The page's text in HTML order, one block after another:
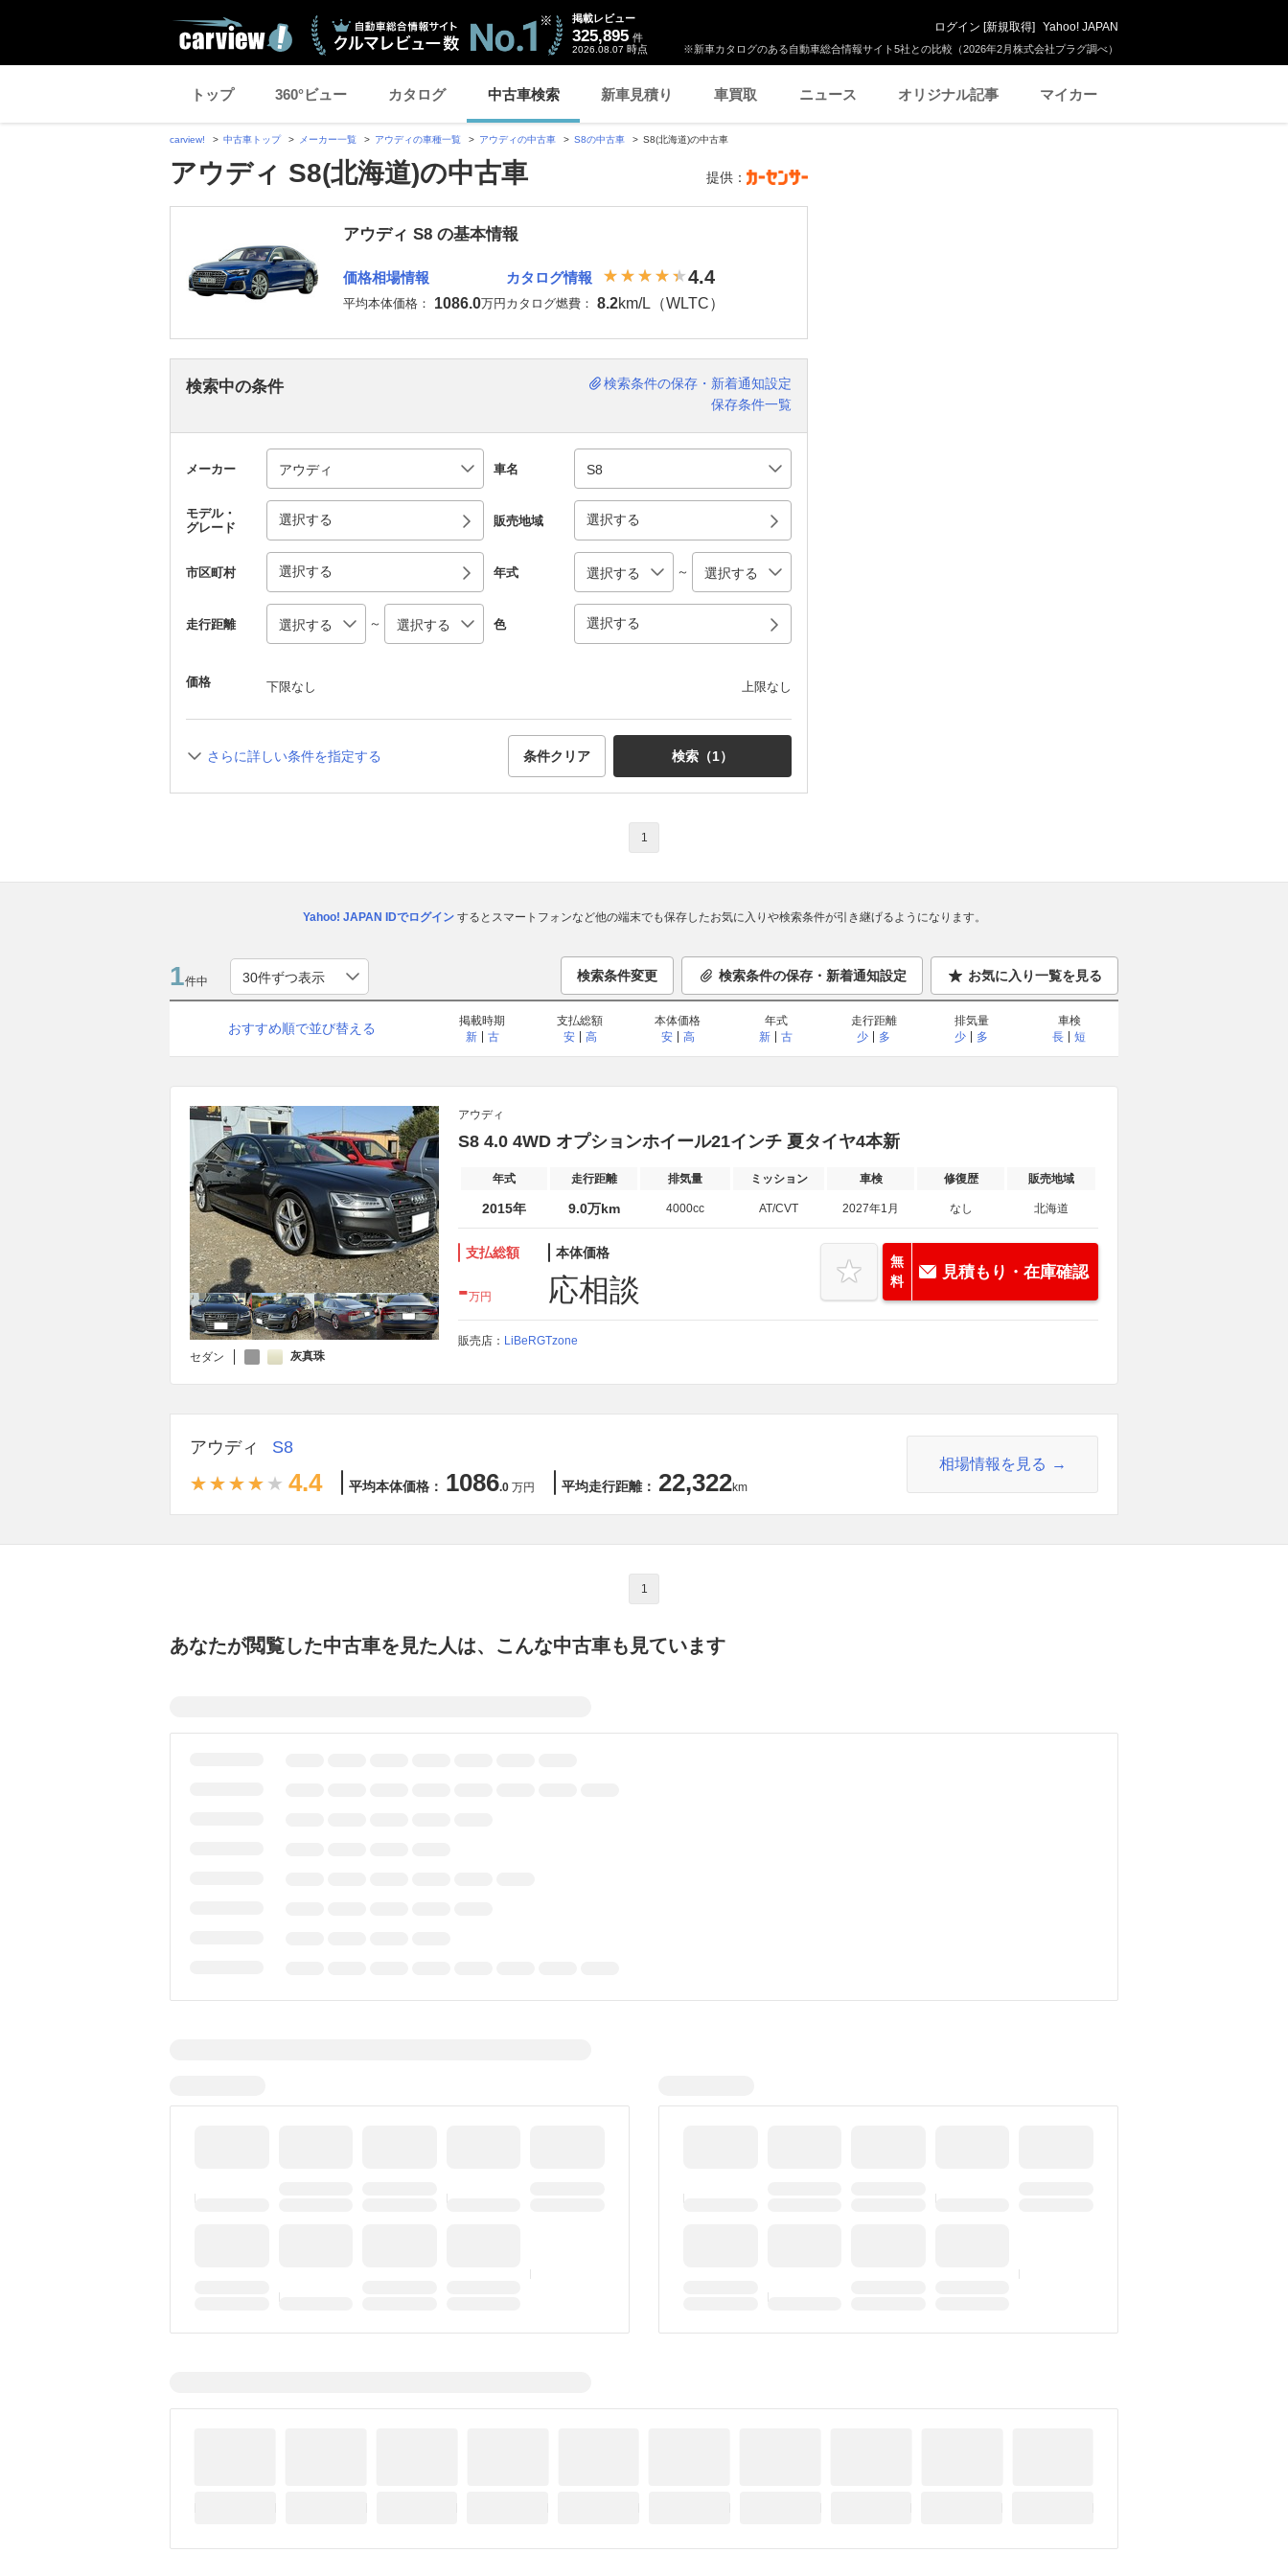
※新車カタログのある自動車総合情報サイト5社との比較（2026年2月株式会社プラグ調べ）
掲載レビュー
325,895 件
2026.08.07 時点
ログイン [新規取得] Yahoo! JAPAN
トップ 360°ビュー カタログ 中古車検索 新車見積り 車買取 ニュース オリジナル記事 マイカー
carview! 中古車トップ メーカー一覧 アウディの車種一覧 アウディの中古車 S8の中古車 S8(北海道)の中古車
アウディ S8(北海道)の中古車 提供：
アウディ S8 の基本情報
価格相場情報
平均本体価格： 1086.0万円
カタログ情報 4.4
カタログ燃費： 8.2km/L（WLTC）
検索中の条件
検索条件の保存・新着通知設定
保存条件一覧
メーカー 車名
モデル・
グレード
選択する 販売地域 選択する
市区町村 選択する 年式 ～
走行距離 ～ 色 選択する
価格 下限なし 上限なし
さらに詳しい条件を指定する 条件クリア 検索（1）
1
Yahoo! JAPAN IDでログインするとスマートフォンなど他の端末でも保存したお気に入りや検索条件が引き継げるようになります。
1件中 検索条件変更 検索条件の保存・新着通知設定 お気に入り一覧を見る
おすすめ順で並び替える
掲載時期
新
古
支払総額
安
高
本体価格
安
高
年式
新
古
走行距離
少
多
排気量
少
多
車検
長
短
セダン 灰真珠
アウディ
S8 4.0 4WD オプションホイール21インチ 夏タイヤ4本新
年式 走行距離 排気量 ミッション 車検 修復歴 販売地域
2015年 9.0万km 4000cc AT/CVT 2027年1月 なし 北海道
支払総額
-万円
本体価格
応相談
無
料
見積もり・在庫確認
販売店： LiBeRGTzone
アウディ S8
4.4 平均本体価格： 1086.0 万円 平均走行距離： 22,322km
相場情報を見る
1
あなたが閲覧した中古車を見た人は、こんな中古車も見ています